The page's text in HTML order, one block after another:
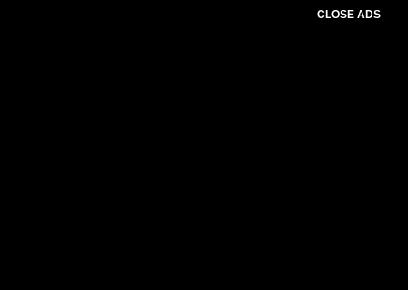
CLOSE ADS